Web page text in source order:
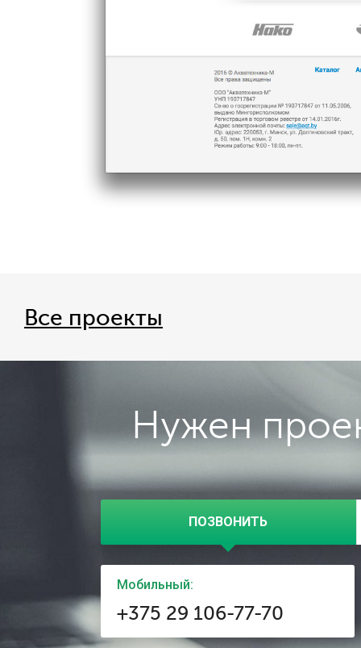
Все проекты
Нужен
ПОЗВОНИТЬ
Мобильный:
+375 29 106-77-70